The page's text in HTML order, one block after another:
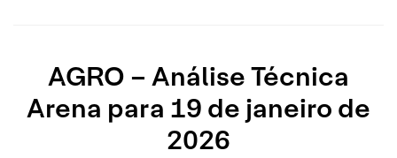
AGRO – Análise Técnica
Arena para 19 de janeiro de
2026